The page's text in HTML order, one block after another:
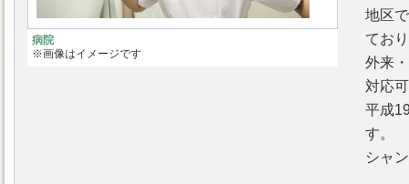
病院
※画像はイメージです
地区
てお
外来
対応
平成
す。
シャ